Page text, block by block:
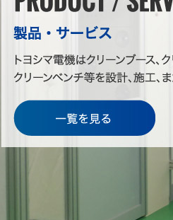
窒素発生機